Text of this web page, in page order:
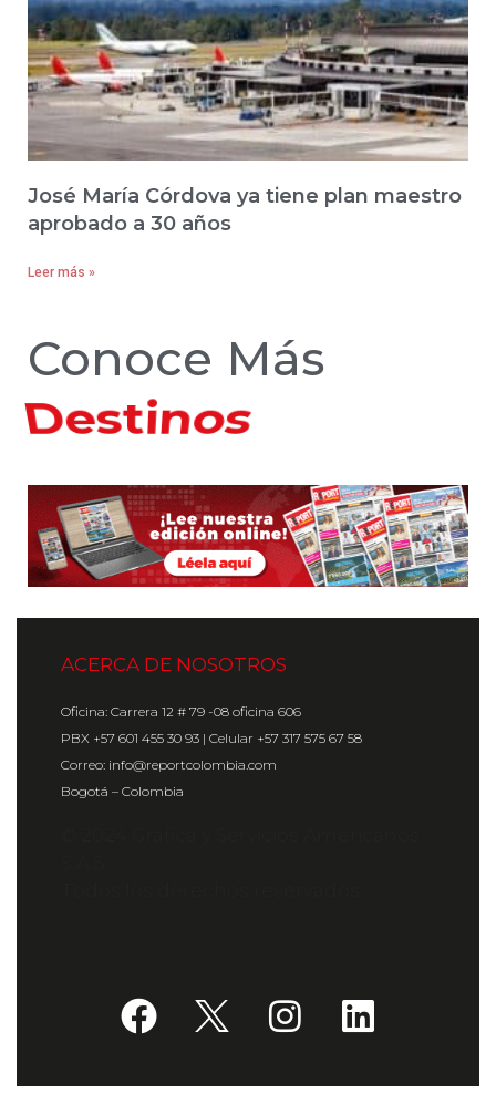
José María Córdova ya tiene plan maestro
aprobado a 30 años
Leer más »
Conoce Más
Hoteles
ACERCA DE NOSOTROS
Oficina: Carrera 12 # 79 -08 oficina 606
PBX +57 601 455 30 93 | Celular +57 317 575 67 58
Correo: info@reportcolombia.com
Bogotá – Colombia